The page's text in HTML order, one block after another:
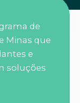
de
Minas que
e
soluções